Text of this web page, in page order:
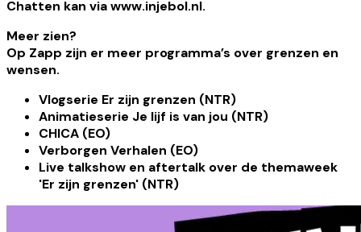
Chatten kan via www.injebol.nl.
Meer zien?
Op Zapp zijn er meer programma’s over grenzen en
wensen.
Vlogserie Er zijn grenzen (NTR)
Animatieserie Je lijf is van jou (NTR)
CHICA (EO)
Verborgen Verhalen (EO)
Live talkshow en aftertalk over de themaweek
'Er zijn grenzen' (NTR)